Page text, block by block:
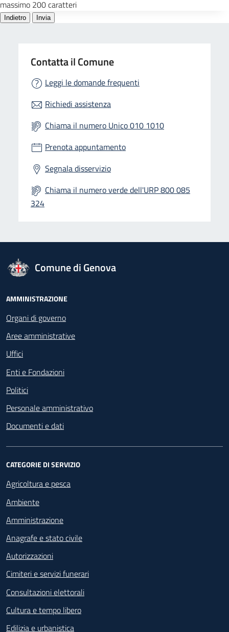
Contatta il Comune
Leggi le domande frequenti
Richiedi assistenza
Chiama il numero Unico 010 1010
Prenota appuntamento
Segnala disservizio
Chiama il numero verde dell'URP 800 085
324
logo Unione Europea
Comune di Genova
Footer - Navigazione
AMMINISTRAZIONE
Organi di governo
Aree amministrative
Uffici
Enti e Fondazioni
Politici
Personale amministrativo
Documenti e dati
CATEGORIE DI SERVIZIO
Agricoltura e pesca
Ambiente
Amministrazione
Anagrafe e stato civile
Autorizzazioni
Cimiteri e servizi funerari
Consultazioni elettorali
Cultura e tempo libero
Edilizia e urbanistica